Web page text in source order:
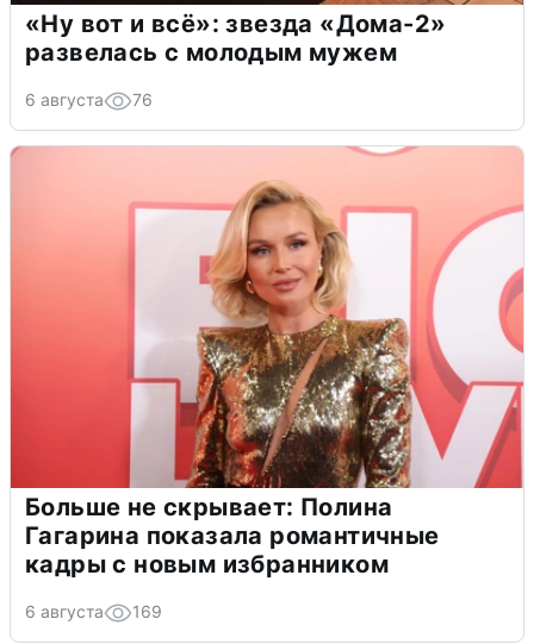
«Ну вот и всё»: звезда «Дома-2»
развелась с молодым мужем
6 августа 76
Больше не скрывает: Полина
Гагарина показала романтичные
кадры с новым избранником
6 августа 169